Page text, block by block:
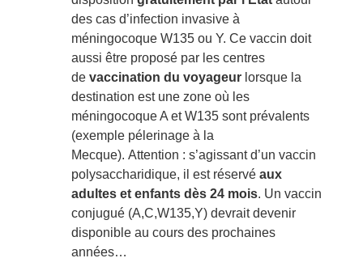
des cas d’infection invasive à
méningocoque W135 ou Y. Ce vaccin doit
aussi être proposé par les centres
de vaccination du voyageur lorsque la
destination est une zone où les
méningocoque A et W135 sont prévalents
(exemple pélerinage à la
Mecque). Attention : s’agissant d’un vaccin
polysaccharidique, il est réservé aux
adultes et enfants dès 24 mois. Un vaccin
conjugué (A,C,W135,Y) devrait devenir
disponible au cours des prochaines
années…